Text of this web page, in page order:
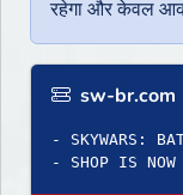
रहेगा और केवल
sw-br.com
- SKYWARS:
- SHOP IS